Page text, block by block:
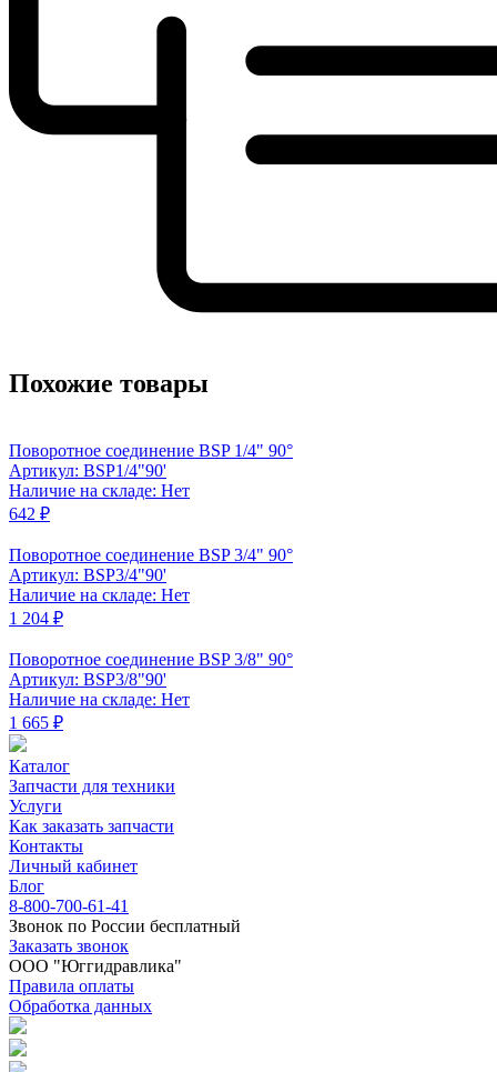
Похожие товары
Поворотное соединение BSP 1/4" 90°
Артикул: BSP1/4"90'
Наличие на складе: Нет
642 ₽
Поворотное соединение BSP 3/4" 90°
Артикул: BSP3/4"90'
Наличие на складе: Нет
1 204 ₽
Поворотное соединение BSP 3/8" 90°
Артикул: BSP3/8"90'
Наличие на складе: Нет
1 665 ₽
Каталог
Запчасти для техники
Услуги
Как заказать запчасти
Контакты
Личный кабинет
Блог
8-800-700-61-41
Звонок по России бесплатный
Заказать звонок
ООО "Юггидравлика"
Правила оплаты
Обработка данных